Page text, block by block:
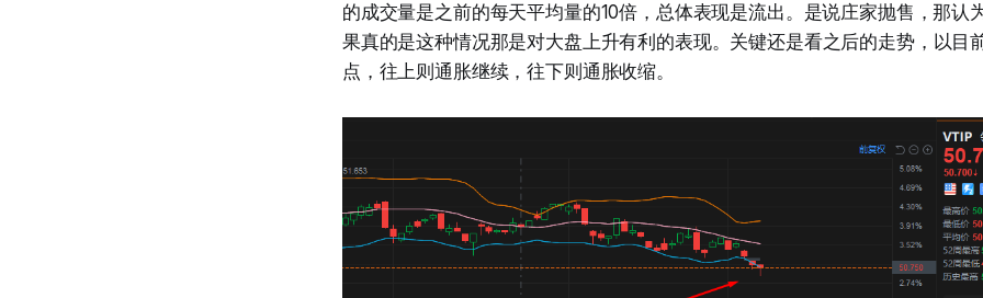
的成交量是之前的每天平均量的10倍，总体表现是流出。是说庄家抛售，那认
果真的是这种情况那是对大盘上升有利的表现。关键还是看之后的走势，以目
点，往上则通胀继续，往下则通胀收缩。